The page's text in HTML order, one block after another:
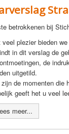
betrokkenen bij
veel plezier bieden
in dit verslag de
de
uitgetild.
zijn de momenten die
geeft het u veel
meer...